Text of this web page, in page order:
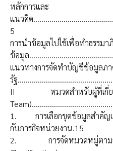
หลักการและ
แนวคิด
5
การนำข้อมูลไปใช้เพื่อทำธรรม
ข้อมูล
แนวทางการจัดทำบัญชีข้อมูลภ
รัฐ
II หมวดสำหรับผู้ที่เกี่ยวข้อ
1. การเลือกขุดข้อมูลสำคัญเ
กับภารกิจหน่วยงาน.15
2. การจัดหมวดหมู่ตามธร